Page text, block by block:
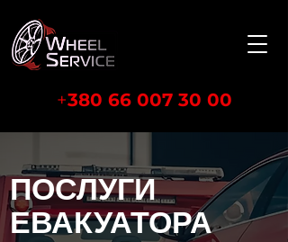
+380 66 007 30 00
ПОСЛУГИ
ЕВАКУАТОРА